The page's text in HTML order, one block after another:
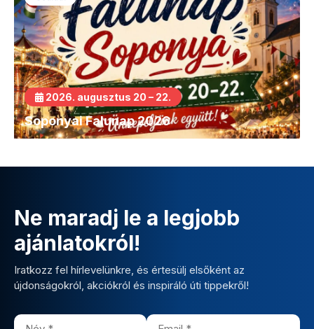
2026. augusztus 20 – 22.
Soponyai Falunap 2026
Ne maradj le a legjobb
ajánlatokról!
Iratkozz fel hírlevelünkre, és értesülj elsőként az
újdonságokról, akciókról és inspiráló úti tippekről!